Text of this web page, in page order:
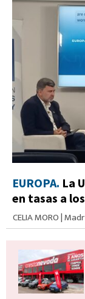
EUROPA. La
en tasas a
CELIA MORO|